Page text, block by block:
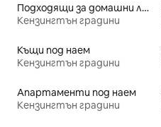
Подходящи за домашни любимци места под наем
Кензингтън градини
Къщи под наем
Кензингтън градини
Апартаменти под наем
Кензингтън градини